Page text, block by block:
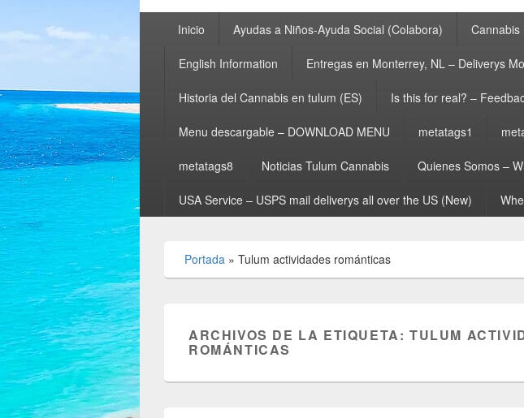
principalInicio Ayudas a Niños-Ayuda Social (Colabora) Cannabis
English Information Entregas en Monterrey, NL – Deliverys
Historia del Cannabis en tulum (ES) Is this for real? –
Menu descargable – DOWNLOAD MENU metatags1
metatags8 Noticias Tulum Cannabis Quienes Somos –
USA Service – USPS mail deliverys all over the US (New)
Portada » Tulum actividades románticas
ARCHIVOS DE LA ETIQUETA:TULUM
ROMÁNTICAS